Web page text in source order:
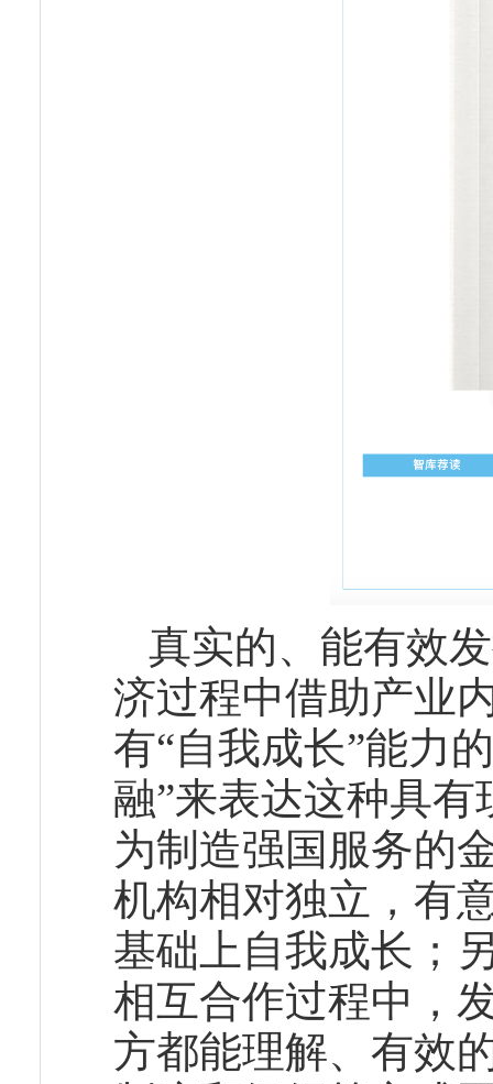
真实的、能有效
济过程中借助产业
有“自我成长”能力
融”来表达这种具
为制造强国服务的
机构相对独立，有
基础上自我成长；
相互合作过程中，
方都能理解、有效